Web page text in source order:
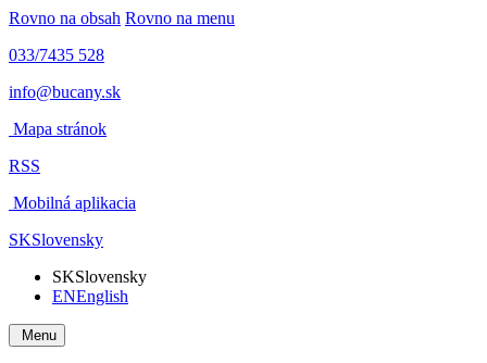
Rovno na obsah Rovno na menu
033/7435 528
info@bucany.sk
Mapa stránok
RSS
Mobilná aplikacia
SKSlovensky
SKSlovensky
ENEnglish
Menu